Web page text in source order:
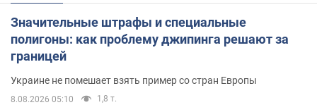
Значительные штрафы и специальные
полигоны: как проблему джипинга решают за
границей
Украине не помешает взять пример со стран Европы
8.08.2026 05:10 1,8 т.